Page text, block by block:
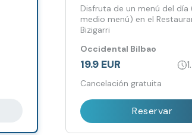
Disfruta de un menú del día
medio menú) en el
Bizigarri
Occidental Bilbao
19.9 EUR
Cancelación gratuita
Reservar